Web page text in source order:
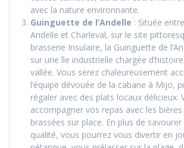
avec la nature environnante.
Guinguette de l’Andelle : Située
Andelle et Charleval, sur le site
brasserie Insulaire, la Guinguette de
sur une île industrielle chargée
vallée. Vous serez chaleureusement
l’équipe dévouée de la cabane à Mijo,
régaler avec des plats locaux délicieux.
accompagner vos repas avec les
brassées sur place. En plus de
qualité, vous pourrez vous divertir en